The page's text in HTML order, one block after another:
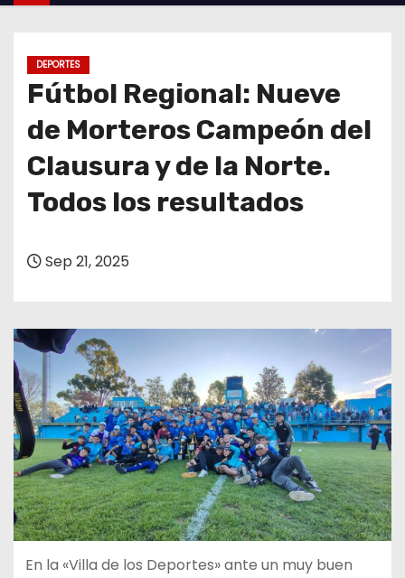
o
DEPORTES
Fútbol Regional: Nueve
de Morteros Campeón del
Clausura y de la Norte.
Todos los resultados
Sep 21, 2025
En la «Villa de los Deportes» ante un muy buen